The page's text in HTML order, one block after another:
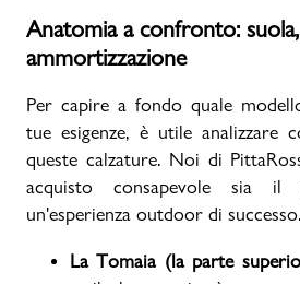
Anatomia a confronto:
ammortizzazione
Per capire a fondo quale
tue esigenze, è utile analizzare
queste calzature. Noi di
acquisto consapevole sia
un'esperienza outdoor di successo.
La Tomaia (la parte